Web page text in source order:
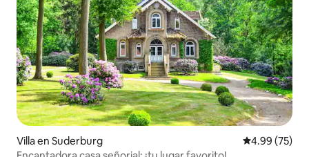
Villa en Suderburg Calificación
4.99 (75)